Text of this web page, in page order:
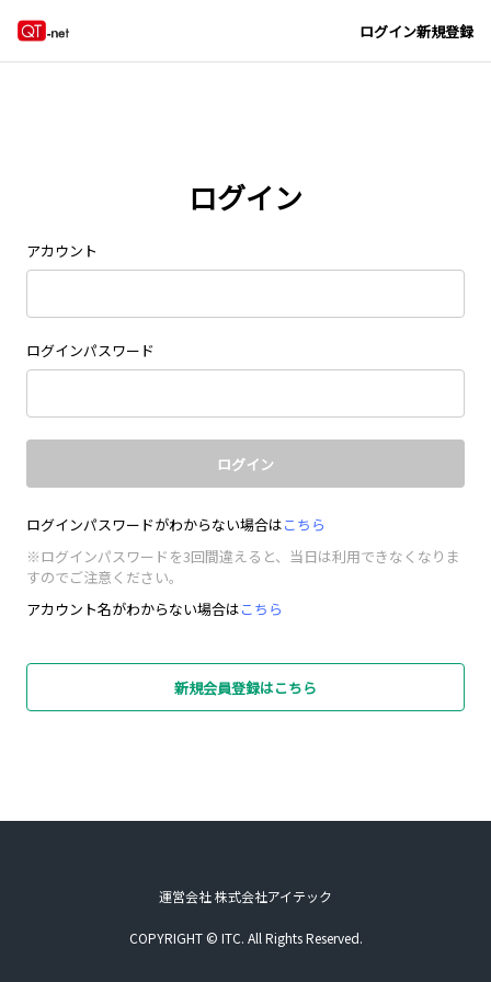
ログイン新規登録
ログイン
アカウント
ログインパスワード
ログイン
ログインパスワードがわからない場合はこちら
※ログインパスワードを3回間違えると、当日は利用できなくなりま
すのでご注意ください。
アカウント名がわからない場合はこちら
新規会員登録はこちら
運営会社 株式会社アイテック
COPYRIGHT © ITC. All Rights Reserved.